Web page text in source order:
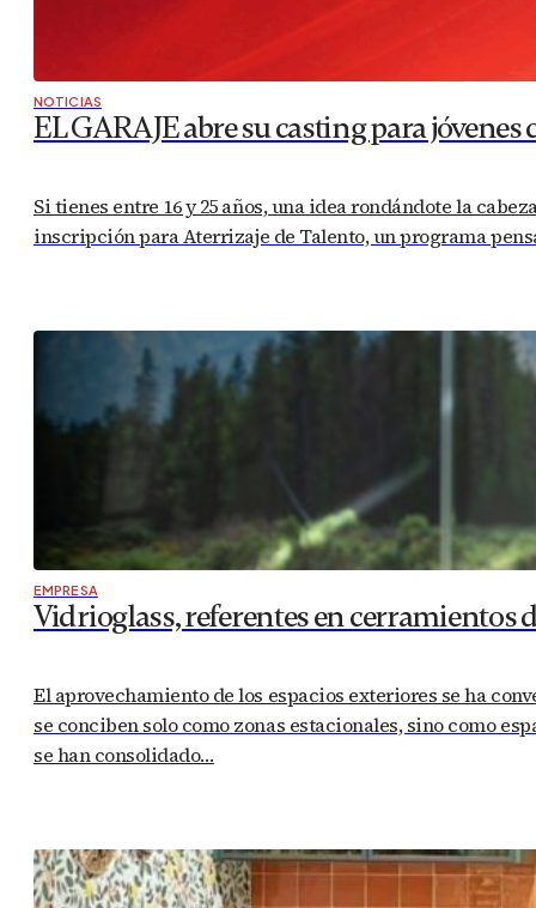
NOTICIAS
EL GARAJE abre su casting para
Si tienes entre 16 y 25 años, una idea rondándote la
inscripción para Aterrizaje de Talento, un programa
EMPRESA
Vidrioglass, referentes en cerramientos
El aprovechamiento de los espacios exteriores se ha
se conciben solo como zonas estacionales, sino como
se han consolidado…